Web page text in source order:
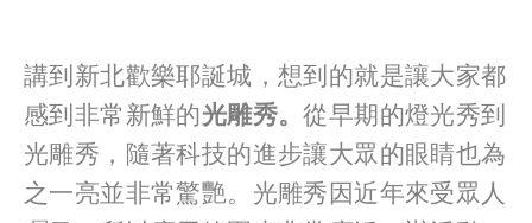
講到新北歡樂耶誕城，想到的就是讓大家都
感到非常新鮮的光雕秀。從早期的燈光秀到
光雕秀，隨著科技的進步讓大眾的眼睛也為
之一亮並非常驚艷。光雕秀因近年來受眾人